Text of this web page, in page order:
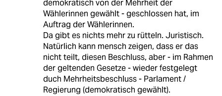
demokratisch von der Mehrheit der
Wählerinnen gewählt - geschlossen hat, im
Auftrag der Wählerinnen.
Da gibt es nichts mehr zu rütteln. Juristisch.
Natürlich kann mensch zeigen, dass er das
nicht teilt, diesen Beschluss, aber - im Rahmen
der geltenden Gesetze - wieder festgelegt
duch Mehrheitsbeschluss - Parlament /
Regierung (demokratisch gewählt).